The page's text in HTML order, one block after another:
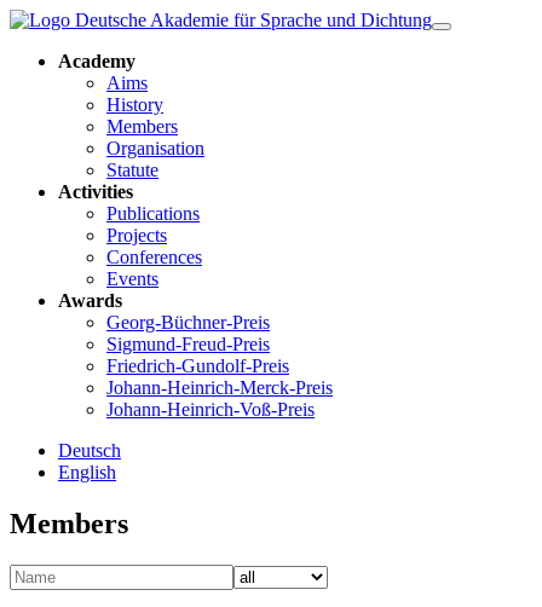
Academy
Aims
History
Members
Organisation
Statute
Activities
Publications
Projects
Conferences
Events
Awards
Georg-Büchner-Preis
Sigmund-Freud-Preis
Friedrich-Gundolf-Preis
Johann-Heinrich-Merck-Preis
Johann-Heinrich-Voß-Preis
Deutsch
English
Members